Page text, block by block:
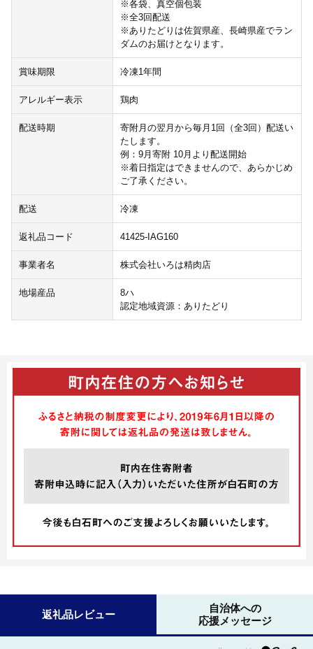
※各袋、真空個包装
※全3回配送
※ありたどりは佐賀県産、長崎県産でラン
ダムのお届けとなります。
賞味期限 冷凍1年間
アレルギー表示 鶏肉
配送時期
寄附月の翌月から毎月1回（全3回）配送い
たします。
例：9月寄附 10月より配送開始
※着日指定はできませんので、あらかじめ
ご了承ください。
配送 冷凍
返礼品コード 41425-IAG160
事業者名 株式会社いろは精肉店
地場産品
8ハ
認定地域資源：ありたどり
返礼品レビュー
自治体への
応援メッセージ